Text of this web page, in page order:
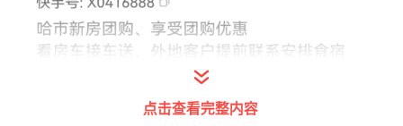
点击查看完整内容